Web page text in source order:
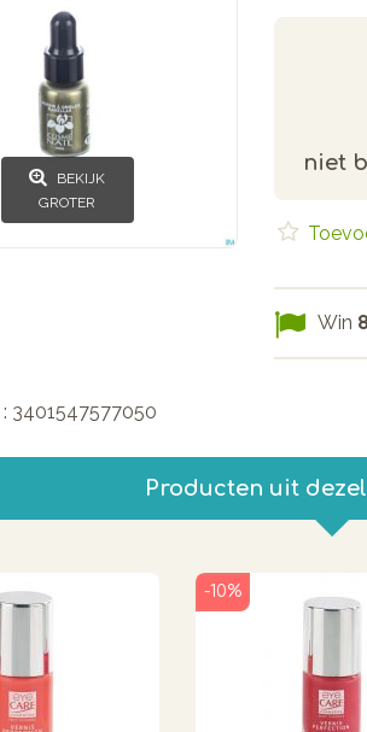
BEKIJK
GROTER
niet
Win
: 3401547577050
Producten uit
-10%